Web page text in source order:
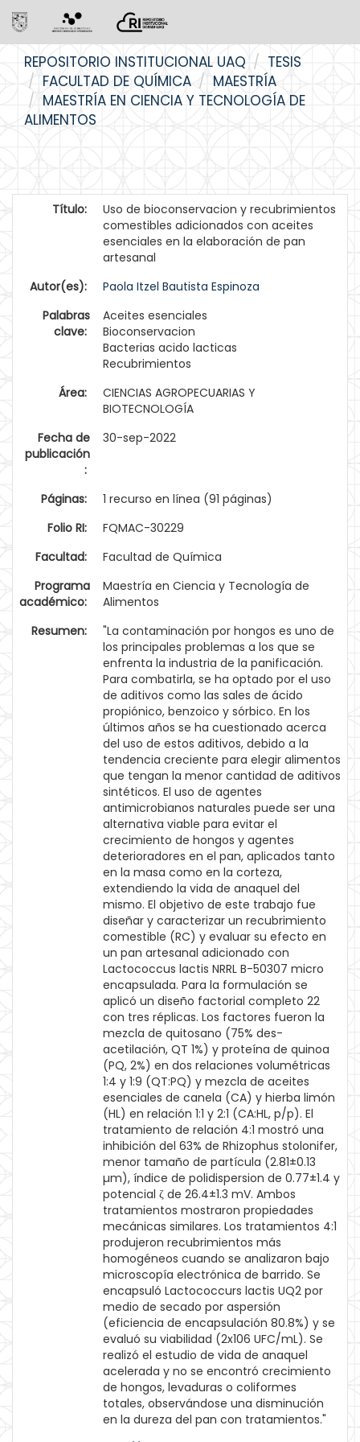
navigation
REPOSITORIO INSTITUCIONAL UAQ
TESIS
FACULTAD DE QUÍMICA
MAESTRÍA
MAESTRÍA EN CIENCIA Y TECNOLOGÍA DE
ALIMENTOS
Título:
Uso de bioconservacion y recubrimientos
comestibles adicionados con aceites
esenciales en la elaboración de pan
artesanal
Autor(es):
Paola Itzel Bautista Espinoza
Palabras
clave:
Aceites esenciales
Bioconservacion
Bacterias acido lacticas
Recubrimientos
Área:
CIENCIAS AGROPECUARIAS Y
BIOTECNOLOGÍA
Fecha de
publicación
:
30-sep-2022
Páginas:
1 recurso en línea (91 páginas)
Folio RI:
FQMAC-30229
Facultad:
Facultad de Química
Programa
académico:
Maestría en Ciencia y Tecnología de
Alimentos
Resumen:
"La contaminación por hongos es uno de
los principales problemas a los que se
enfrenta la industria de la panificación.
Para combatirla, se ha optado por el uso
de aditivos como las sales de ácido
propiónico, benzoico y sórbico. En los
últimos años se ha cuestionado acerca
del uso de estos aditivos, debido a la
tendencia creciente para elegir alimentos
que tengan la menor cantidad de aditivos
sintéticos. El uso de agentes
antimicrobianos naturales puede ser una
alternativa viable para evitar el
crecimiento de hongos y agentes
deterioradores en el pan, aplicados tanto
en la masa como en la corteza,
extendiendo la vida de anaquel del
mismo. El objetivo de este trabajo fue
diseñar y caracterizar un recubrimiento
comestible (RC) y evaluar su efecto en
un pan artesanal adicionado con
Lactococcus lactis NRRL B-50307 micro
encapsulada. Para la formulación se
aplicó un diseño factorial completo 22
con tres réplicas. Los factores fueron la
mezcla de quitosano (75% des-
acetilación, QT 1%) y proteína de quinoa
(PQ, 2%) en dos relaciones volumétricas
1:4 y 1:9 (QT:PQ) y mezcla de aceites
esenciales de canela (CA) y hierba limón
(HL) en relación 1:1 y 2:1 (CA:HL, p/p). El
tratamiento de relación 4:1 mostró una
inhibición del 63% de Rhizophus stolonifer,
menor tamaño de partícula (2.81±0.13
µm), índice de polidispersion de 0.77±1.4 y
potencial ζ de 26.4±1.3 mV. Ambos
tratamientos mostraron propiedades
mecánicas similares. Los tratamientos 4:1
produjeron recubrimientos más
homogéneos cuando se analizaron bajo
microscopía electrónica de barrido. Se
encapsuló Lactococcurs lactis UQ2 por
medio de secado por aspersión
(eficiencia de encapsulación 80.8%) y se
evaluó su viabilidad (2x106 UFC/mL). Se
realizó el estudio de vida de anaquel
acelerada y no se encontró crecimiento
de hongos, levaduras o coliformes
totales, observándose una disminución
en la dureza del pan con tratamientos."